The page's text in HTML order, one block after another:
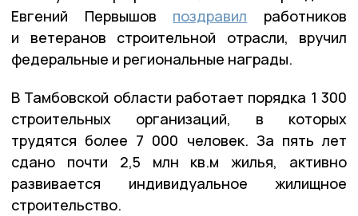
Евгений Первышов поздравил работников
и ветеранов строительной отрасли, вручил
федеральные и региональные награды.
В Тамбовской области работает порядка 1 300
строительных организаций, в которых
трудятся более 7 000 человек. За пять лет
сдано почти 2,5 млн кв.м жилья, активно
развивается индивидуальное жилищное
строительство.